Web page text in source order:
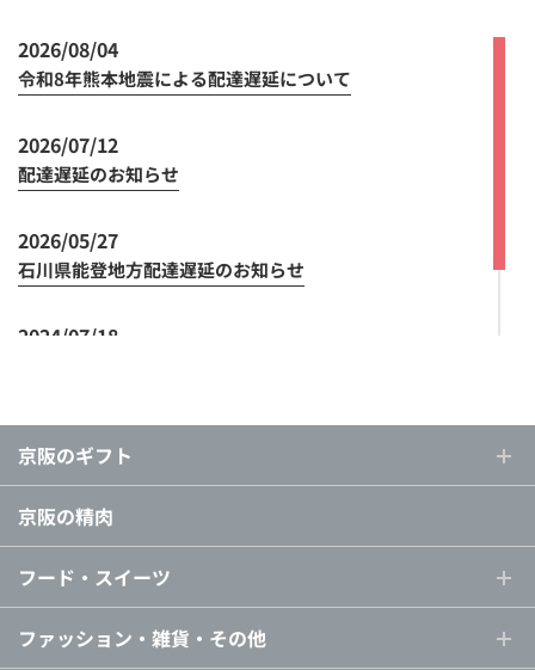
2026/08/04
令和8年熊本地震による配達遅延について
2026/07/12
配達遅延のお知らせ
2026/05/27
石川県能登地方配達遅延のお知らせ
2024/07/18
京阪のギフト
京阪の精肉
フード・スイーツ
ファッション・雑貨・その他